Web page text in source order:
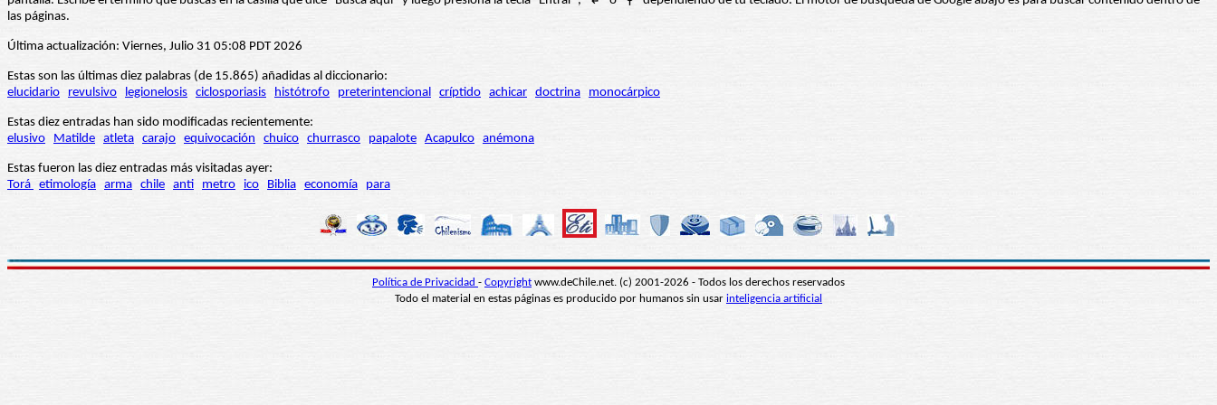
las páginas.
Última actualización: Viernes, Julio 31 05:08 PDT 2026
Estas son las últimas diez palabras (de 15.865) añadidas al diccionario:
elucidario
revulsivo legionelosis ciclosporiasis histótrofo preterintencional críptido achicar doctrina monocárpico
Estas diez entradas han sido modificadas recientemente:
elusivo
Matilde atleta carajo equivocación chuico churrasco papalote Acapulco anémona
Estas fueron las diez entradas más visitadas ayer:
Torá etimología arma chile anti metro ico Biblia economía para
Política de Privacidad - Copyright www.deChile.net. (c) 2001-2026 - Todos los derechos reservados
Todo el material en estas páginas es producido por humanos sin usar inteligencia artificial